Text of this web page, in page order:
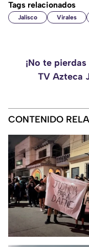
Tags relacionados
Jalisco Virales
¡No te
TV Azteca
CONTENIDO